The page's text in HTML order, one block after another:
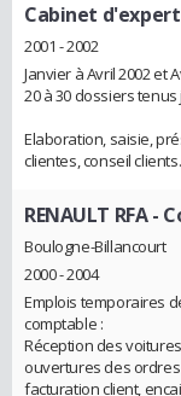
Cabinet
2001 - 2002
Janvier à Avril 2002 et
20 à 30 dossiers
Elaboration, saisie,
clientes, conseil clients.
RENAULT RFA-
Boulogne-Billancourt
2000 - 2004
Emplois temporaires
comptable :
Réception des
ouvertures des
facturation client,